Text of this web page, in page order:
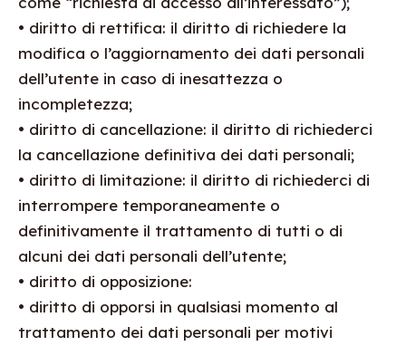
• diritto di rettifica: il diritto di richiedere la
modifica o l’aggiornamento dei dati personali
dell’utente in caso di inesattezza o
incompletezza;
• diritto di cancellazione: il diritto di richiederci
la cancellazione definitiva dei dati personali;
• diritto di limitazione: il diritto di richiederci di
interrompere temporaneamente o
definitivamente il trattamento di tutti o di
alcuni dei dati personali dell’utente;
• diritto di opposizione:
• diritto di opporsi in qualsiasi momento al
trattamento dei dati personali per motivi